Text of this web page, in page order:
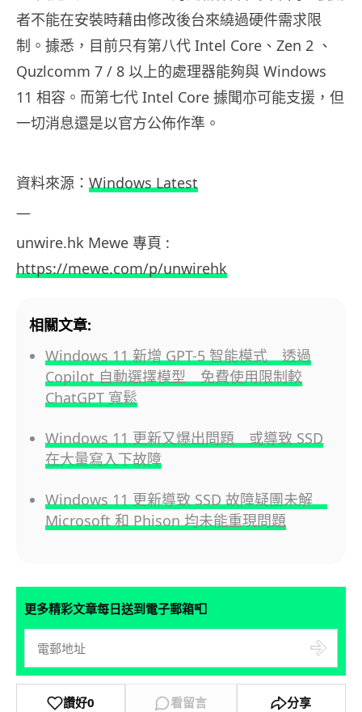
者不能在安裝時藉由修改後台來繞過硬件需求限
制。據悉，目前只有第八代 Intel Core、Zen 2 、
Quzlcomm 7 / 8 以上的處理器能夠與 Windows
11 相容。而第七代 Intel Core 據聞亦可能支援，但
一切消息還是以官方公佈作準。
資料來源： Windows Latest
—
unwire.hk Mewe 專頁 :
https://mewe.com/p/unwirehk
相關文章:
Windows 11 新增 GPT-5 智能模式 透過
Copilot 自動選擇模型 免費使用限制較
ChatGPT 寬鬆
Windows 11 更新又爆出問題 或導致 SSD
在大量寫入下故障
Windows 11 更新導致 SSD 故障疑團未解
Microsoft 和 Phison 均未能重現問題
更多精彩文章每日送到電子郵箱📮
讚好0 看留言 分享